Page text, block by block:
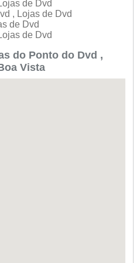
de Dvd
, Lojas de Dvd
de Dvd
de Dvd
do Ponto do Dvd ,
Vista